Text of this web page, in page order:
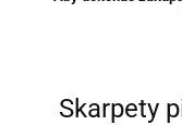
Skarpety